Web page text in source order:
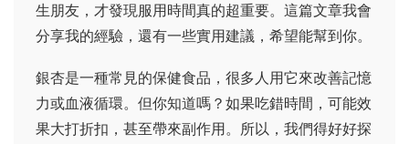
生朋友，才發現服用時間真的超重要。這篇文章我會
分享我的經驗，還有一些實用建議，希望能幫到你。
銀杏是一種常見的保健食品，很多人用它來改善記憶
力或血液循環。但你知道嗎？如果吃錯時間，可能效
果大打折扣，甚至帶來副作用。所以，我們得好好探